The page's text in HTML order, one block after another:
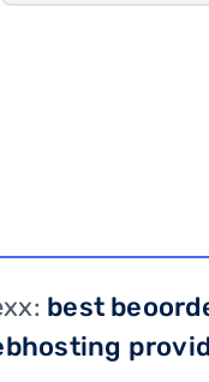
best